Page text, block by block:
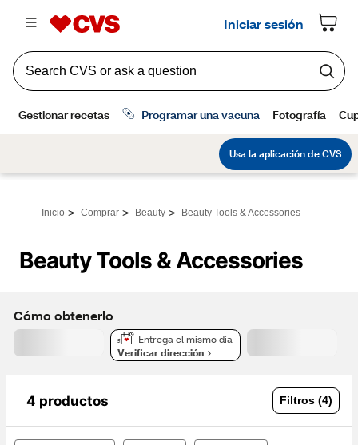
Inicio > Comprar > Beauty > Beauty Tools & Accessories
Beauty Tools & Accessories
Cómo obtenerlo
Entrega el mismo día
Verificar dirección
4 productos Filtros (4)